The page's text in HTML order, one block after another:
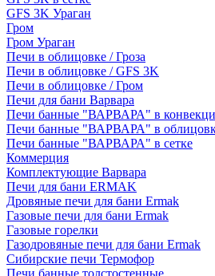
GFS 3K Ураган
Гром
Гром Ураган
Печи в облицовке / Гроза
Печи в облицовке / GFS 3K
Печи в облицовке / Гром
Печи для бани Варвара
Печи банные "ВАРВАРА" в
Печи банные "ВАРВАРА" в
Печи банные "ВАРВАРА" в сетке
Коммерция
Комплектующие Варвара
Печи для бани ERMAK
Дровяные печи для бани Ermak
Газовые печи для бани Ermak
Газовые горелки
Газодровяные печи для бани Ermak
Сибирские печи Термофор
Печи банные толстостенные